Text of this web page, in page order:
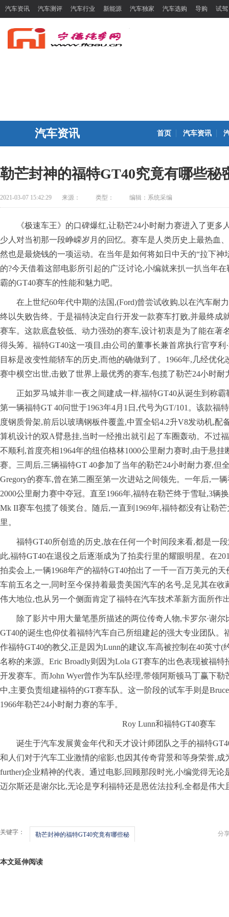
汽车资讯 汽车测评 汽车行业 新能源 汽车独家 汽车选购 导购 试驾
汽车资讯 首页 汽车资讯
勒芒封神的福特GT40究竟有哪些秘
2021-03-07 15:42:29 来源： 类型： 编辑：系统采编
《极速车王》的口碑爆红,让勒芒24小时耐力赛进入了更多
少人对当初那一段峥嵘岁月的回忆。赛车是人类历史上最热血
然也是最烧钱的一项运动。在当年是如何将如日中天的“拉下神
的?今天借着这部电影所引起的广泛讨论,小编就来扒一扒当年
霸的GT40赛车的性能和魅力吧。
在上世纪60年代中期的法国,(Ford)曾尝试收购,以在汽车耐
终以失败告终。于是福特决定自行开发一款赛车打败,并最终成
赛车。这款底盘较低、动力强劲的赛车,设计初衷是为了能在著
得头筹。福特GT40这一项目,由公司的董事长兼首席执行官亨利
目标是改变性能轿车的历史,而他的确做到了。1966年,几经优化
赛中横空出世,击败了世界上最优秀的赛车,包揽了勒芒24小时耐
正如罗马城并非一夜之间建成一样,福特GT40从诞生到称
第一辆福特GT 40问世于1963年4月1日,代号为GT/101。该款福
度钢质骨架,前后以玻璃钢板件覆盖,中置全铝4.2升V8发动机,配
算机设计的双A臂悬挂,当时一经推出就引起了车圈轰动。不过
不顺利,首度亮相1964年的纽伯格林1000公里耐力赛时,由于悬
赛。三周后,三辆福特GT 40参加了当年的勒芒24小时耐力赛,但
Gregory的赛车,曾在第二圈至第一次进站之间领先。一年后,一
2000公里耐力赛中夺冠。直至1966年,福特在勒芒终于雪耻,3辆
Mk II赛车包揽了领奖台。随后,一直到1969年,福特都没有让勒
里。
福特GT40所创造的历史,放在任何一个时间段来看,都是一
此,福特GT40在退役之后逐渐成为了拍卖行里的耀眼明星。在
拍卖会上,一辆1968年产的福特GT40拍出了一千一百万美元的
车前五名之一,同时至今保持着最贵美国汽车的名号,足见其在收
伟大地位,也从另一个侧面肯定了福特在汽车技术革新方面所作
除了影片中用大量笔墨所描述的两位传奇人物,卡罗尔·谢尔
GT40的诞生也仰仗着福特汽车自己所组建起的强大专业团队。
作福特GT40的教父,正是因为Lunn的建议,车高被控制在40英寸(
名称的来源。Eric Broadly则因为Lola GT赛车的出色表现被福特
开发赛车。而John Wyer曾作为车队经理,带领阿斯顿马丁赢下
中,主要负责组建福特的GT赛车队。这一阶段的试车手则是
1966年勒芒24小时耐力赛的车手。
Roy Lunn和福特GT40赛车
诞生于汽车发展黄金年代和天才设计师团队之手的福特
和人们对于汽车工业激情的缩影,也因其传奇背景和等身荣誉,成
further)企业精神的代表。通过电影,回顾那段时光,小编觉得无论
迈尔斯还是谢尔比,无论是亨利福特还是恩佐法拉利,全都是伟大
分
关键字： 勒芒封神的福特GT40究竟有哪些秘
本文延伸阅读